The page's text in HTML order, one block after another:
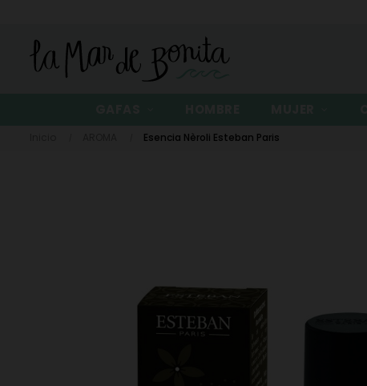
Esencia Nèroli Esteban Paris